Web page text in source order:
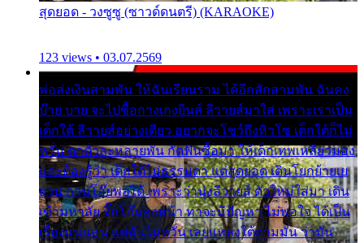
สุดยอด - วงซูซู (ซาวด์ดนตรี) (KARAOKE)
123 views • 03.07.2569
พ่อส่งเงินสามพัน ให้ฉันเรียนราม ได้อีกสักสามพัน ฉันคง
บ๊าย บาย จะไปซื้อกางเกงยีนส์ ลีวายส์มาใส่ เพราะเราเป็น
เด็กใต้ ลีวายส์อย่างเดียว อยากจะโชว์ถึงหิวโซ เด็กใต้ก็ไม่
หวั่น ตกตัวละหลายพัน กัดฟันซื้อมา ให้เด็กเทพเหลียวมอง
และต้องรู้ว่า เด็กใต้ไม่ธรรมดา แต่สุดยอด เดินโยกย้ายเย
ยวน กวนโอ๊ยพอได้ เพราะว่านุ่งลีวายส์ ตัวใหม่ใส่มา เดิน
เข้ามหาลัย จิ๊กโก๊มองหน้า ท่าจะมีปัญหา ไม่พอใจ ได้เป็น
เรื่องแน่นอน แต่ฉันไม่หวั่น เลยแหลงใต้ถามมัน ว่ามัน